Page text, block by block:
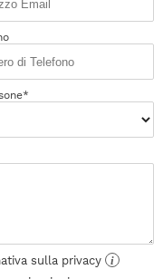
sulla privacy
i